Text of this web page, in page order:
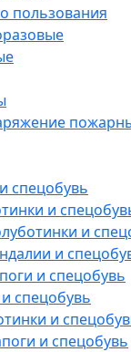
пользования
спецобувь
и
и
и
и спецобувь
спецобувь
и
и спецобувь